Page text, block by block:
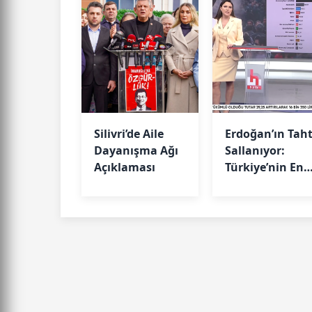
Silivri’de Aile
Dayanışma Ağı
Açıklaması
Erdoğan’ın
Sallanıyor:
Türkiye’nin En